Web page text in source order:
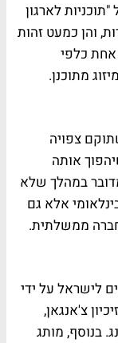
לארגון
והן כמעט זהות
אחת כלפי
מתוכנן.
צפויה
שיהפוך אותה
במהלך שלא
אלא גם
לישראל על ידי
צ'אנגאן,
בנוסף, מותג